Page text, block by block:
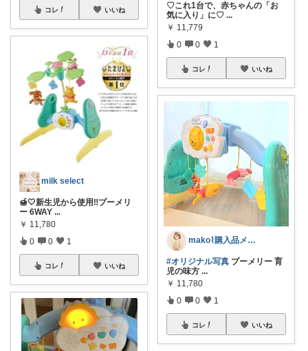
コレ いいね
milk select
🍯🤍新生児から使用‼︎プーメリ
ー 6WAY ...
￥ 11,780
0 0 1
コレ いいね
♡これ1台で、赤ちゃんの「お
気に入り」に♡ ...
￥ 11,779
0 0 1
コレ いいね
mako⌇購入品メモ🤍
#オリジナル写真 プーメリー 育
児の味方 ...
￥ 11,780
0 0 1
コレ いいね